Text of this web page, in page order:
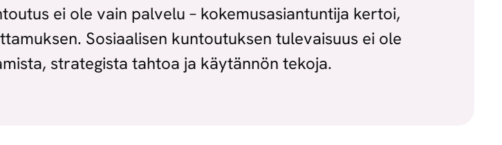
ei ole vain palvelu – kokemusasiantuntija kertoi,
Sosiaalisen kuntoutuksen tulevaisuus ei ole
strategista tahtoa ja käytännön tekoja.